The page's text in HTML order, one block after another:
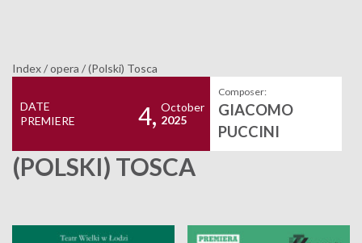
Index/opera /(Polski) Tosca
DATE
PREMIERE
4, October
2025
Composer:
GIACOMO
PUCCINI
(POLSKI) TOSCA